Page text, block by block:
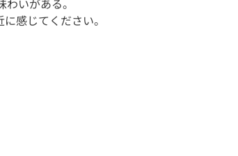
いがある。
感じてください。